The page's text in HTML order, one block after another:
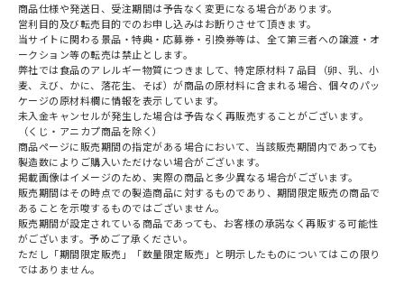
商品仕様や発送日、受注期間は予告なく変更になる場合があります。
営利目的及び転売目的でのお申し込みはお断りさせて頂きます。
当サイトに関わる景品・特典・応募券・引換券等は、全て第三者への譲渡・オ
ークション等の転売は禁止とします。
弊社では食品のアレルギー物質につきまして、特定原材料７品目（卵、乳、小
麦、えび、かに、落花生、そば）が商品の原材料に含まれる場合、個々のパッ
ケージの原材料欄に情報を表示しています。
未入金キャンセルが発生した場合は予告なく再販売することがございます。
（くじ・アニカプ商品を除く）
商品ページに販売期間の指定がある場合において、当該販売期間内であっても
製造数によりご購入いただけない場合がございます。
掲載画像はイメージのため、実際の商品と多少異なる場合がございます。
販売期間はその時点での製造商品に対するものであり、期間限定販売の商品で
あることを示唆するものではございません。
販売期間が設定されている商品であっても、お客様の承諾なく再販する可能性
がございます。予めご了承ください。
ただし「期間限定販売」「数量限定販売」と明示したものについてはこの限り
ではありません。